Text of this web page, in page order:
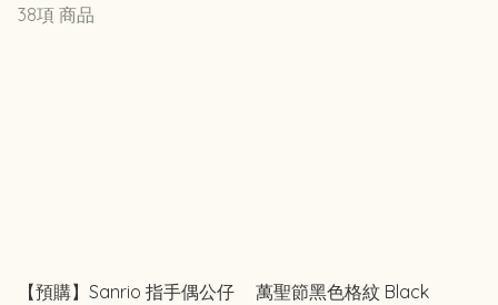
38項 商品
【預購】Sanrio 指手偶公仔
萬聖節黑色格紋 Black